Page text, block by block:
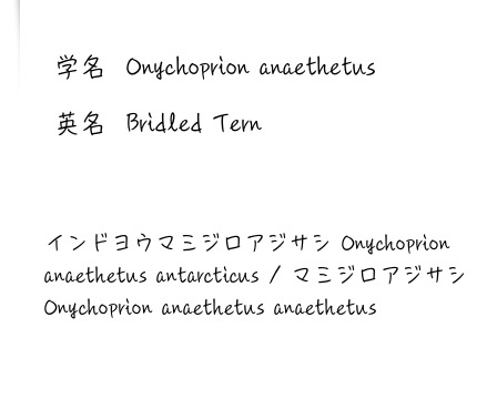
学名 Onychoprion anaethetus
英名 Bridled Tern
インドヨウマミジロアジサシ Onychoprion
anaethetus antarcticus / マミジロアジサシ
Onychoprion anaethetus anaethetus